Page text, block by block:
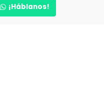
beneficiaria de Fondos
de la competitividad de
¡Háblanos!